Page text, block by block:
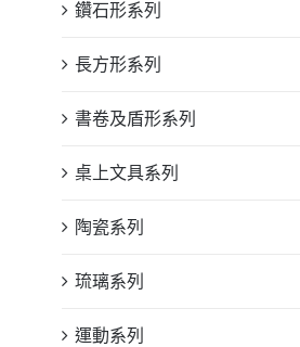
鑽石形系列
長方形系列
書卷及盾形系列
桌上文具系列
陶瓷系列
琉璃系列
運動系列